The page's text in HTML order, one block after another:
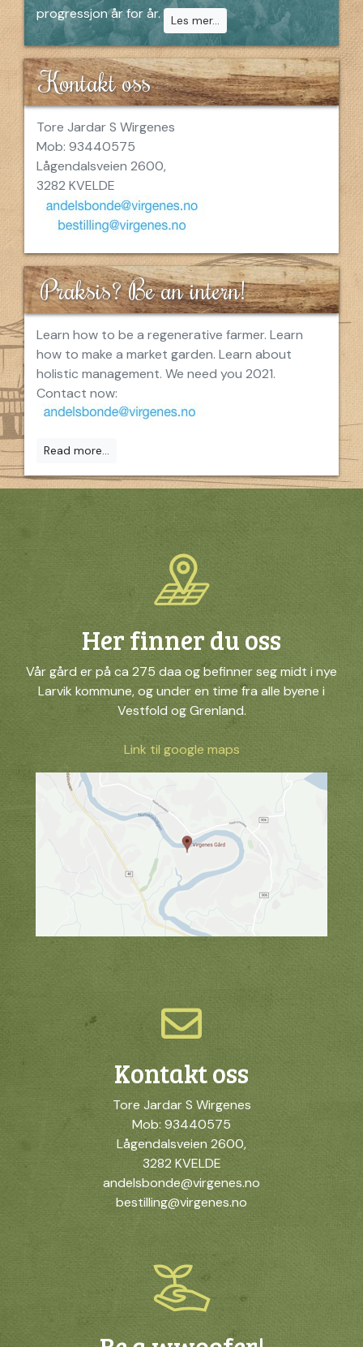
progressjon år for år.
Les mer...
Kontakt oss
Tore Jardar S Wirgenes
Mob: 93440575
Lågendalsveien 2600,
3282 KVELDE
Praksis? Be an intern!
Learn how to be a regenerative farmer. Learn
how to make a market garden. Learn about
holistic management. We need you 2021.
Contact now:
Read more...
Her finner du oss
Vår gård er på ca 275 daa og befinner seg midt i nye
Larvik kommune, og under en time fra alle byene i
Vestfold og Grenland.
Link til google maps
Kontakt oss
Tore Jardar S Wirgenes
Mob: 93440575
Lågendalsveien 2600,
3282 KVELDE
andelsbonde@virgenes.no
bestilling@virgenes.no